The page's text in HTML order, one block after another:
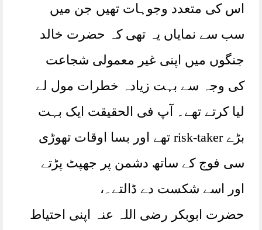
اس کی متعدد وجوہات تھیں جن میں
سب سے نمایاں یہ تھی کہ حضرت خالد
جنگوں میں اپنی غیر معمولی شجاعت
کی وجہ سے بہت زیادہ خطرات مول لے
لیا کرتے تھے۔ آپ فی الحقیقت ایک بہت
بڑے risk-taker تھے اور بسا اوقات تھوڑی
سی فوج کے ساتھ دشمن پر جھپٹ پڑتے
اور اسے شکست دے ڈالتے۔،
حضرت ابوبکر رضی اللہ عنہ اپنی احتیاط